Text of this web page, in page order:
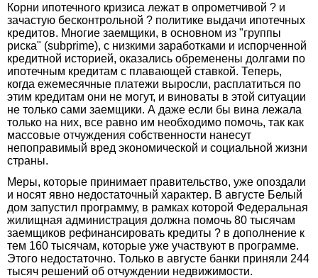
Корни ипотечного кризиса лежат в опрометчивой ? и
зачастую бесконтрольной ? политике выдачи ипотечных
кредитов. Многие заемщики, в основном из "группы
риска" (subprime), с низкими заработками и испорченной
кредитной историей, оказались обременены долгами по
ипотечным кредитам с плавающей ставкой. Теперь,
когда ежемесячные платежи выросли, расплатиться по
этим кредитам они не могут, и виноваты в этой ситуации
не только сами заемщики. А даже если бы вина лежала
только на них, все равно им необходимо помочь, так как
массовые отчуждения собственности нанесут
непоправимый вред экономической и социальной жизни
страны.
Меры, которые принимает правительство, уже опоздали
и носят явно недостаточный характер. В августе Белый
дом запустил программу, в рамках которой Федеральная
жилищная администрация должна помочь 80 тысячам
заемщиков рефинансировать кредиты ? в дополнение к
тем 160 тысячам, которые уже участвуют в программе.
Этого недостаточно. Только в августе банки приняли 244
тысяч решений об отчуждении недвижимости.